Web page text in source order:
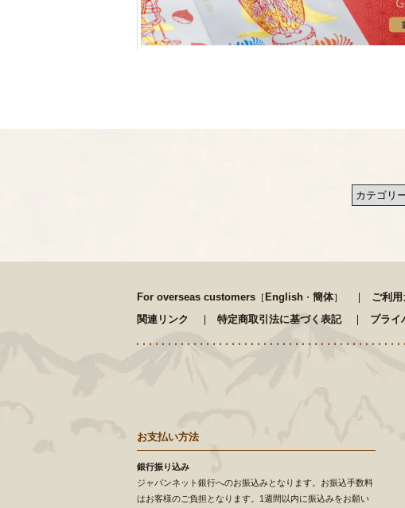
For overseas customers ［ English ・ 簡体］ ご利用
関連リンク
特定商取引法に基づく表記 プライ
お支払い方法
銀行振り込み
ジャパンネット銀行へのお振込みとなります。お振込手数料
はお客様のご負担となります。1週間以内に振込みをお願い